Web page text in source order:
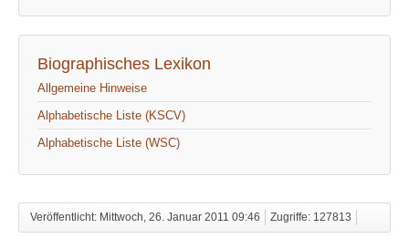
Biographisches Lexikon
Allgemeine Hinweise
Alphabetische Liste (KSCV)
Alphabetische Liste (WSC)
Veröffentlicht: Mittwoch, 26. Januar 2011 09:46 Zugriffe: 127813